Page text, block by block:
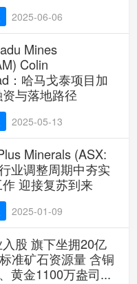
2025-06-06
Mines
Colin
：哈马戈泰项目加
与落地路径
2025-05-13
Minerals (ASX:
业调整周期中夯实
迎接复苏到来
2025-01-09
股 旗下坐拥20亿
准矿石资源量 含铜
黄金1100万盎司...